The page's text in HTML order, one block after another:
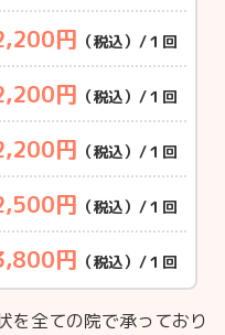
円 （税込）/１回
円 （税込）/１回
円 （税込）/１回
円 （税込）/１回
円 （税込）/１回
を全ての院で承っており